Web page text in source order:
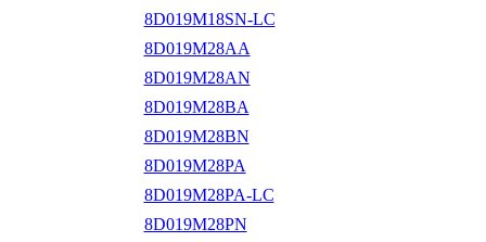
8D019M18SN-LC
8D019M28AA
8D019M28AN
8D019M28BA
8D019M28BN
8D019M28PA
8D019M28PA-LC
8D019M28PN